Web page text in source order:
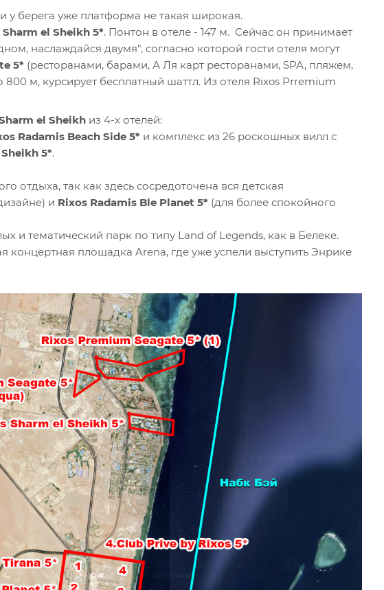
у берега уже платформа не такая широкая.
Sharm el Sheikh 5*. Понтон в отеле - 147 м. Сейчас он принимает
наслаждайся двумя", согласно которой гости отеля могут
5* (ресторанами, барами, А Ля карт ресторанами, SPA, пляжем,
м, курсирует бесплатный шаттл. Из отеля Rixos Prremium
el Sheikh из 4-х отелей:
Radamis Beach Side 5* и комплекс из 26 роскошных вилл с
5*.
отдыха, так как здесь сосредоточена вся детская
и Rixos Radamis Ble Planet 5* (для более спокойного
и тематический парк по типу Land of Legends, как в Белеке.
площадка Arena, где уже успели выступить Энрике